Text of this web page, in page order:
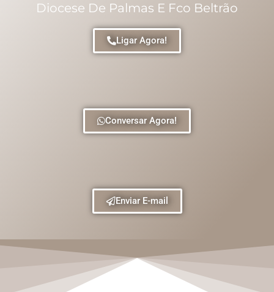
Diocese De Palmas E Fco Beltrão
Ligar Agora!
Conversar Agora!
Enviar E-mail